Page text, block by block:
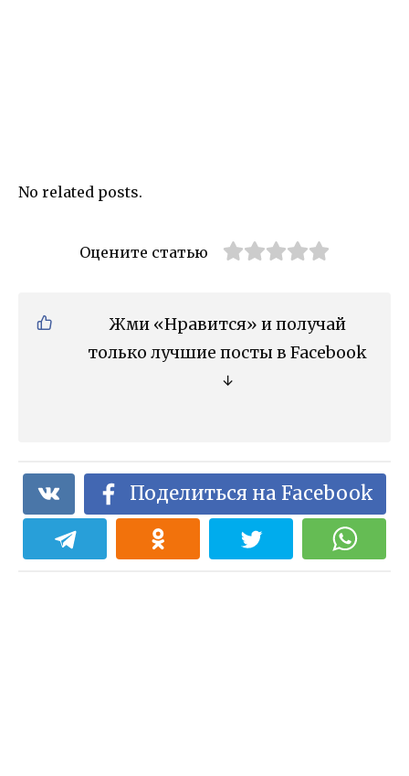
No related posts.
Оцените статью
Жми «Нравится» и получай
только лучшие посты в Facebook
↓
Поделиться на Facebook